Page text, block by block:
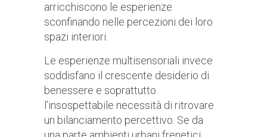
arricchiscono le esperienze
sconfinando nelle percezioni dei loro
spazi interiori.
Le esperienze multisensoriali invece
soddisfano il crescente desiderio di
benessere e soprattutto
l’insospettabile necessità di ritrovare
un bilanciamento percettivo. Se da